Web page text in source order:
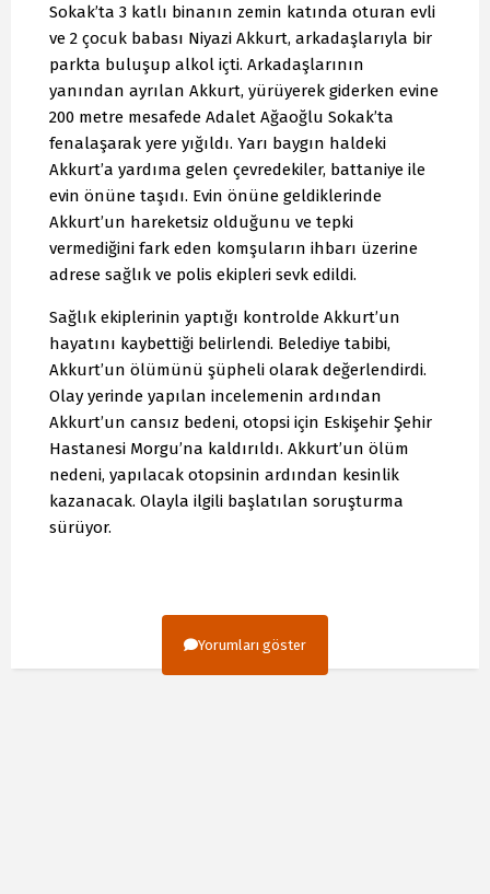
Sokak’ta 3 katlı binanın zemin katında oturan evli
ve 2 çocuk babası Niyazi Akkurt, arkadaşlarıyla bir
parkta buluşup alkol içti. Arkadaşlarının
yanından ayrılan Akkurt, yürüyerek giderken evine
200 metre mesafede Adalet Ağaoğlu Sokak’ta
fenalaşarak yere yığıldı. Yarı baygın haldeki
Akkurt’a yardıma gelen çevredekiler, battaniye ile
evin önüne taşıdı. Evin önüne geldiklerinde
Akkurt’un hareketsiz olduğunu ve tepki
vermediğini fark eden komşuların ihbarı üzerine
adrese sağlık ve polis ekipleri sevk edildi.
Sağlık ekiplerinin yaptığı kontrolde Akkurt’un
hayatını kaybettiği belirlendi. Belediye tabibi,
Akkurt’un ölümünü şüpheli olarak değerlendirdi.
Olay yerinde yapılan incelemenin ardından
Akkurt’un cansız bedeni, otopsi için Eskişehir Şehir
Hastanesi Morgu’na kaldırıldı. Akkurt’un ölüm
nedeni, yapılacak otopsinin ardından kesinlik
kazanacak. Olayla ilgili başlatılan soruşturma
sürüyor.
Yorumları göster